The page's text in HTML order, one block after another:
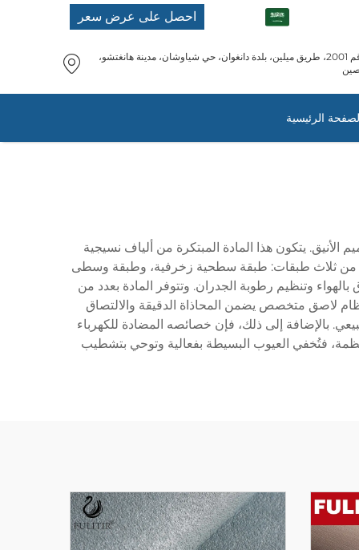
احصل على عرض سعر
رقم 2001، طريق ميلين، بلدة دانغوان، حي شياوشان، مدينة هانغتشو،
الرئيسية
يتكون هذا المادة المبتكرة من ألياف نسيجية
من ثلاث طبقات: طبقة سطحية زخرفية، وطبقة وسطى
وتنظيم رطوبة الجدران. وتتوفر المادة بعدد من
لاصق متخصص يضمن المحاذاة الدقيقة والالتصاق
بالإضافة إلى ذلك، فإن خصائصه المضادة للكهرباء
فتُخفي العيوب البسيطة بفعالية وتوحي بتشطيب